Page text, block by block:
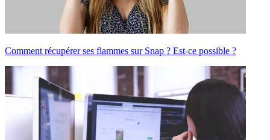
Comment récupérer ses flammes sur Snap ? Est-ce possible ?